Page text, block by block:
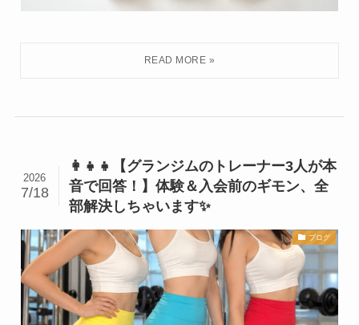
👩‍👧‍👧【グランジムのトレーナー3人が本
音で回答！】体験＆入会前のギモン、全
部解決しちゃいます✨
2026
7/18
ブログ